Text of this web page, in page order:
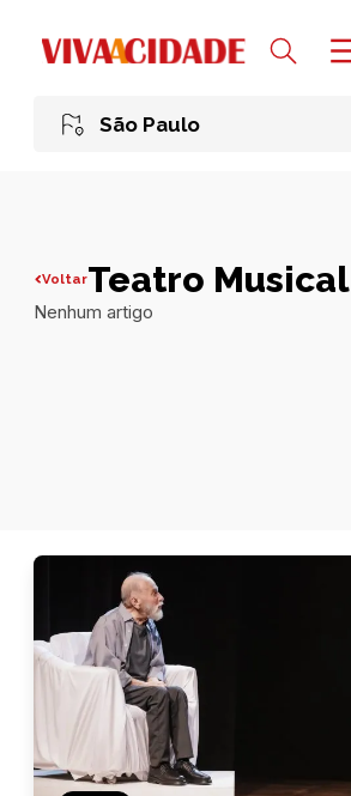
São Paulo
VoltarTeatro Musical
Nenhum artigo